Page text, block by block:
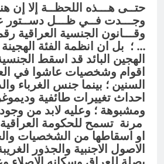
حتــى هـــذه اللحظــة إلا إن
… ؛ بل ان انظمة الفئة الهجينة
الهجين البائد قد اسقط
اقوام وشخصيات عاشوا في
السنين ؛ بينما جنس الغرباء
احداث تغييرات طائفية
ومشبوهة ؛ وعليه لابد من
مرنة تسمح للحكومة
او اسقاطها من الشخصيات
الاصول الاجنبية والجذور